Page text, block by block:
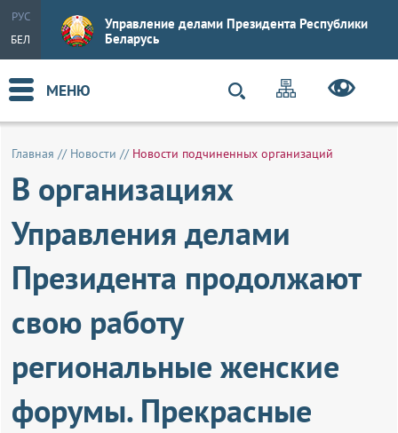
РУС
БЕЛ
Управление делами Президента Республики
Беларусь
МЕНЮ
Главная // Новости // Новости подчиненных организаций
В организациях
Управления делами
Президента продолжают
свою работу
региональные женские
форумы. Прекрасные